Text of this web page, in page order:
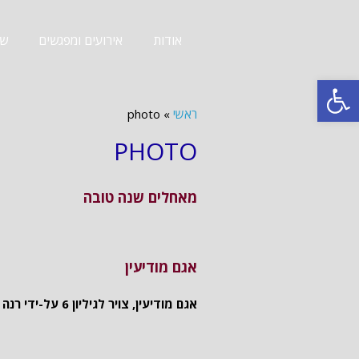
פתח סרגל נגישות
אודות אירועים ומפגשים
ראשי »
photo
PHOTO
מאחלים שנה טובה
אגם מודיעין
אגם מודיעין, צויר לגיליון 6 על-ידי רנה סופרין שפירא